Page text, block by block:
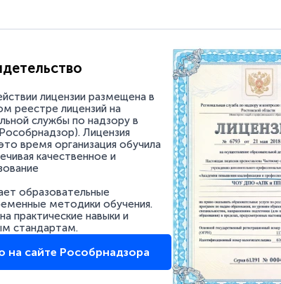
лицензии размещена в
реестре лицензий на
службы по надзору в
Лицензия
время организация обучила
качественное и
образовательные
методики обучения.
практические навыки и
стандартам.
на сайте Рособрнадзора